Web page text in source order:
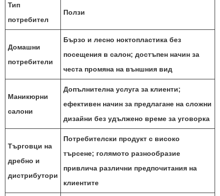
Тип
потребител
Ползи
Домашни
потребители
Бързо и лесно ноктопластика без
посещения в салон; достъпен начин за
честа промяна на външния вид
Маникюрни
салони
Допълнителна услуга за клиенти;
ефективен начин за предлагане на сложни
дизайни без удължено време за уговорка
Търговци на
дребно и
дистрибутори
Потребителски продукт с високо
търсене; голямото разнообразие
привлича различни предпочитания на
клиентите